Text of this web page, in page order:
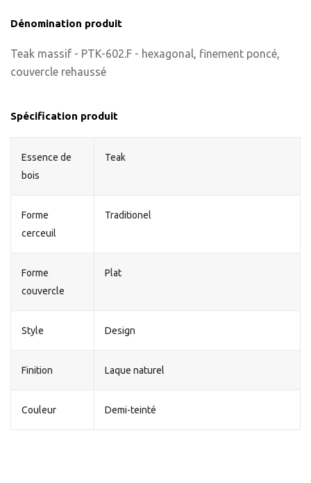
Dénomination produit
Teak massif - PTK-602.F - hexagonal, finement poncé,
couvercle rehaussé
Spécification produit
Essence de
bois
Teak
Forme
cerceuil
Traditionel
Forme
couvercle
Plat
Style Design
Finition Laque naturel
Couleur Demi-teinté